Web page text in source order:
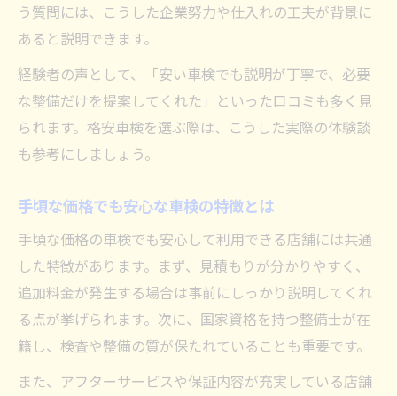
う質問には、こうした企業努力や仕入れの工夫が背景に
あると説明できます。
経験者の声として、「安い車検でも説明が丁寧で、必要
な整備だけを提案してくれた」といった口コミも多く見
られます。格安車検を選ぶ際は、こうした実際の体験談
も参考にしましょう。
手頃な価格でも安心な車検の特徴とは
手頃な価格の車検でも安心して利用できる店舗には共通
した特徴があります。まず、見積もりが分かりやすく、
追加料金が発生する場合は事前にしっかり説明してくれ
る点が挙げられます。次に、国家資格を持つ整備士が在
籍し、検査や整備の質が保たれていることも重要です。
また、アフターサービスや保証内容が充実している店舗